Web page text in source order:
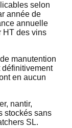
selon
année de
annuelle
HT des vins
manutention
en aucun
nantir,
stockés sans
SL.